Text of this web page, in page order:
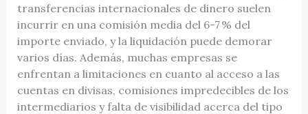
transferencias internacionales de dinero suelen
incurrir en una comisión media del 6-7 % del
importe enviado, y la liquidación puede demorar
varios días. Además, muchas empresas se
enfrentan a limitaciones en cuanto al acceso a las
cuentas en divisas, comisiones impredecibles de los
intermediarios y falta de visibilidad acerca del tipo